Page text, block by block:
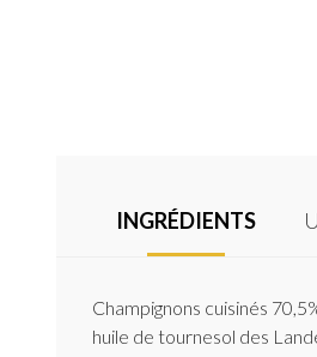
INGRÉDIENTS
Champignons cuisinés
huile de tournesol des